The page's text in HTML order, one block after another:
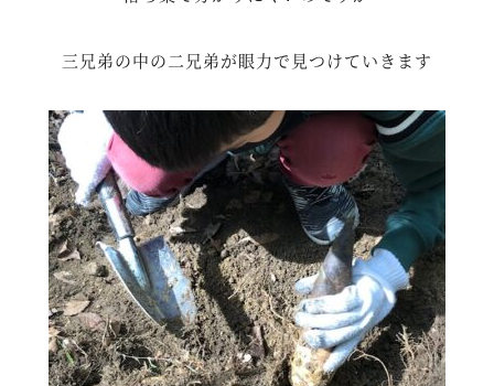
三兄弟の中の二兄弟が眼力で見つけていきます